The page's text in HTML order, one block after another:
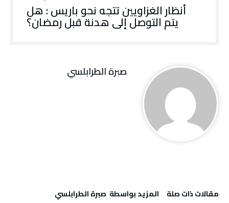
أنظار الغزاويين تتجه نحو باريس : هل
يتم التوصل إلى هدنة قبل رمضان؟
صبرة الطرابلسي
‫مقالات ذات صلة‬ ‫‫المزيد بواسطة‬ ‬ صبرة الطرابلسي